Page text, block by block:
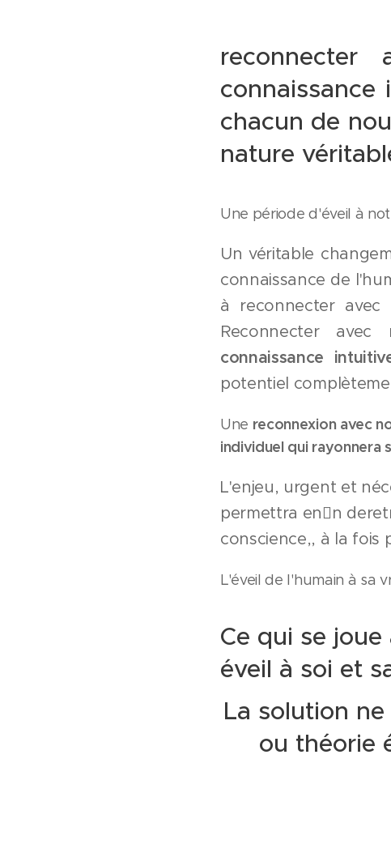
connaissance
chacun de
nature
Une période d'éveil à
Un véritable
connaissance de
à reconnecter
Reconnecter
connaissance
potentiel
Une reconnexion avec
individuel qui rayonnera
L'enjeu, urgent et
permettra enn
conscience,, à la fois
L'éveil de l'humain à sa
Ce qui se
éveil à soi et
La solution
ou théorie